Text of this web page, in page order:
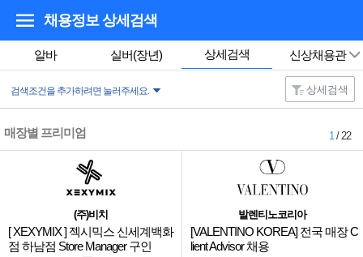
채용정보 상세검색
알바 실버(장년) 상세검색 신상채용관
검색조건을 추가하려면 눌러주세요. 상세검색
매장별 프리미엄 1/ 22
(주)비치
[ XEXYMIX ] 젝시믹스 신세계백화
점 하남점 Store Manager 구인
발렌티노코리아
[VALENTINO KOREA] 전국 매장 C
lient Advisor 채용